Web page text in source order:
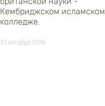
Кембриджском исламском
колледже.
31 октября 2016